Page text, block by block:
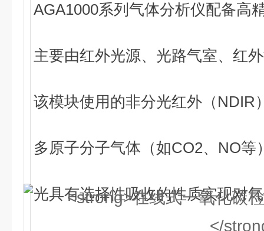
AGA1000系列气体分析仪配备高
主要由红外光源、光路气室、红
该模块使用的非分光红外（NDIR
多原子分子气体（如CO2、NO等
光具有选择性吸收的性质实现对